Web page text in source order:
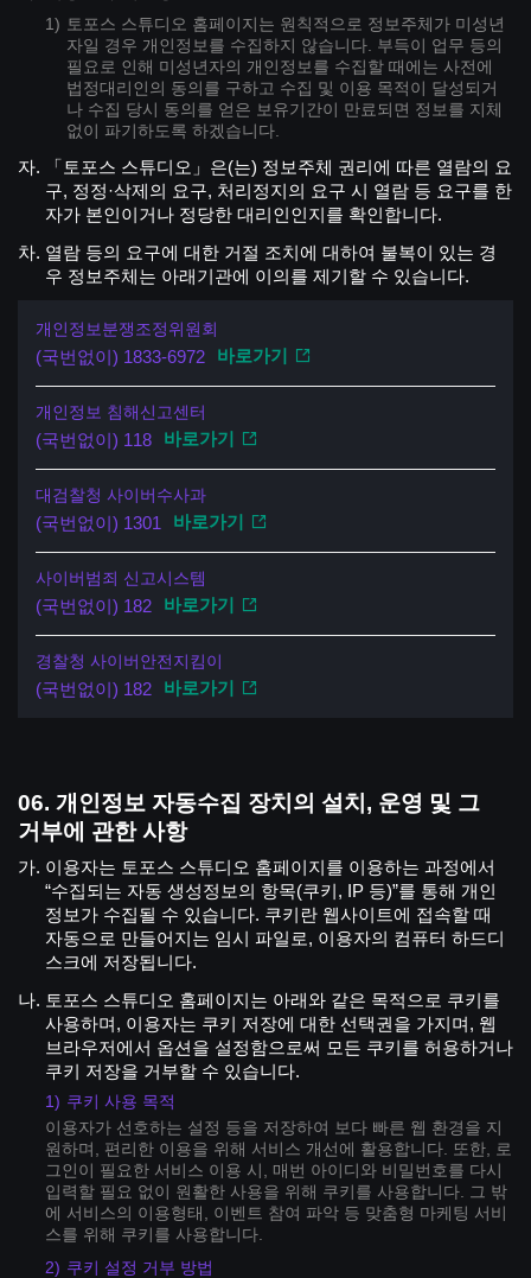
토포스 스튜디오 홈페이지는 원칙적으로 정보주체가 미성년
자일 경우 개인정보를 수집하지 않습니다. 부득이 업무 등의
필요로 인해 미성년자의 개인정보를 수집할 때에는 사전에
법정대리인의 동의를 구하고 수집 및 이용 목적이 달성되거
나 수집 당시 동의를 얻은 보유기간이 만료되면 정보를 지체
없이 파기하도록 하겠습니다.
「토포스 스튜디오」은(는) 정보주체 권리에 따른 열람의 요
구, 정정·삭제의 요구, 처리정지의 요구 시 열람 등 요구를 한
자가 본인이거나 정당한 대리인인지를 확인합니다.
열람 등의 요구에 대한 거절 조치에 대하여 불복이 있는 경
우 정보주체는 아래기관에 이의를 제기할 수 있습니다.
개인정보분쟁조정위원회
(국번없이) 1833-6972 바로가기
개인정보 침해신고센터
(국번없이) 118 바로가기
대검찰청 사이버수사과
(국번없이) 1301 바로가기
사이버범죄 신고시스템
(국번없이) 182 바로가기
경찰청 사이버안전지킴이
(국번없이) 182 바로가기
개인정보 자동수집 장치의 설치, 운영 및 그
거부에 관한 사항
이용자는 토포스 스튜디오 홈페이지를 이용하는 과정에서
“수집되는 자동 생성정보의 항목(쿠키, IP 등)”를 통해 개인
정보가 수집될 수 있습니다. 쿠키란 웹사이트에 접속할 때
자동으로 만들어지는 임시 파일로, 이용자의 컴퓨터 하드디
스크에 저장됩니다.
토포스 스튜디오 홈페이지는 아래와 같은 목적으로 쿠키를
사용하며, 이용자는 쿠키 저장에 대한 선택권을 가지며, 웹
브라우저에서 옵션을 설정함으로써 모든 쿠키를 허용하거나
쿠키 저장을 거부할 수 있습니다.
쿠키 사용 목적
이용자가 선호하는 설정 등을 저장하여 보다 빠른 웹 환경을 지
원하며, 편리한 이용을 위해 서비스 개선에 활용합니다. 또한, 로
그인이 필요한 서비스 이용 시, 매번 아이디와 비밀번호를 다시
입력할 필요 없이 원활한 사용을 위해 쿠키를 사용합니다. 그 밖
에 서비스의 이용형태, 이벤트 참여 파악 등 맞춤형 마케팅 서비
스를 위해 쿠키를 사용합니다.
쿠키 설정 거부 방법